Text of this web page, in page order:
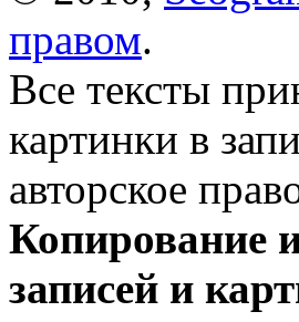
правом.
Все тексты
картинки в
авторское
Копирование
записей и